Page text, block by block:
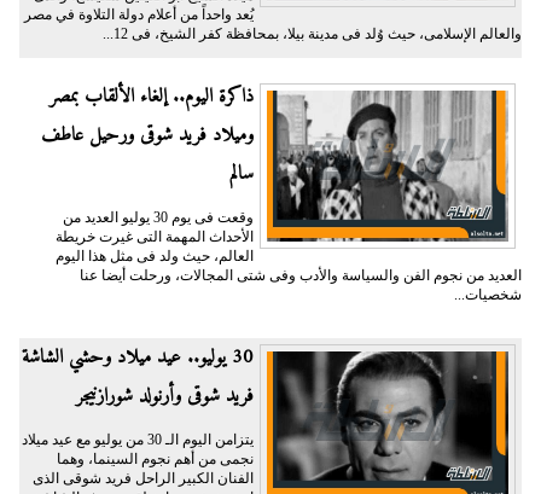
يُعد واحداً من أعلام دولة التلاوة في مصر
والعالم الإسلامى، حيث وُلد فى مدينة بيلا، بمحافظة كفر الشيخ، فى 12...
ذاكرة اليوم.. إلغاء الألقاب بمصر
وميلاد فريد شوقى ورحيل عاطف
سالم
وقعت فى يوم 30 يوليو العديد من
الأحداث المهمة التى غيرت خريطة
العالم، حيث ولد فى مثل هذا اليوم
العديد من نجوم الفن والسياسة والأدب وفى شتى المجالات، ورحلت أيضا عنا
شخصيات...
30 يوليو.. عيد ميلاد وحشي الشاشة
فريد شوقى وأرنولد شورازنيجر
يتزامن اليوم الـ 30 من يوليو مع عيد ميلاد
نجمى من أهم نجوم السينما، وهما
الفنان الكبير الراحل فريد شوقى الذى